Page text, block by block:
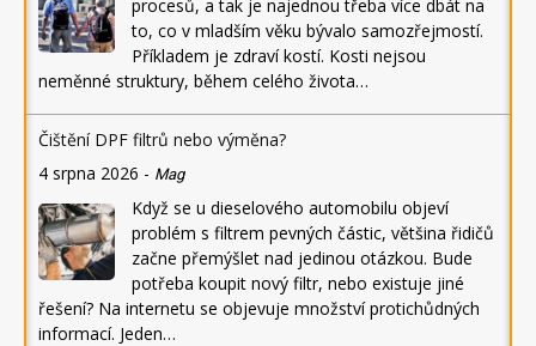
procesů, a tak je najednou třeba více dbát na
to, co v mladším věku bývalo samozřejmostí.
Příkladem je zdraví kostí. Kosti nejsou
neměnné struktury, během celého života…
Čištění DPF filtrů nebo výměna?
4 srpna 2026 - Mag
Když se u dieselového automobilu objeví
problém s filtrem pevných částic, většina řidičů
začne přemýšlet nad jedinou otázkou. Bude
potřeba koupit nový filtr, nebo existuje jiné
řešení? Na internetu se objevuje množství protichůdných
informací. Jeden…